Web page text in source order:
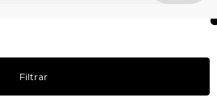
Filtrar